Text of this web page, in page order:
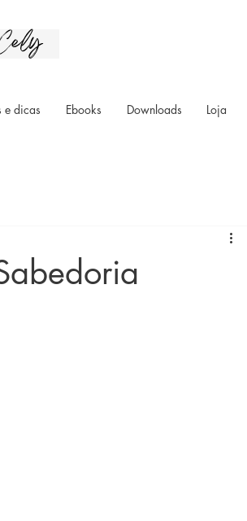
e dicas Ebooks Downloads Loja